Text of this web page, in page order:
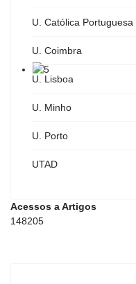
U. Católica Portuguesa
U. Coimbra
U. Lisboa
U. Minho
U. Porto
UTAD
Acessos a Artigos
148205